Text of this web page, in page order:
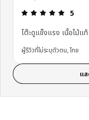
ความคิ
5
โต๊ะดูแข็งแรง เนื้อไม้แ
ผู้รีวิวที่ไม่ระบุตัวตน, ไทย
แ